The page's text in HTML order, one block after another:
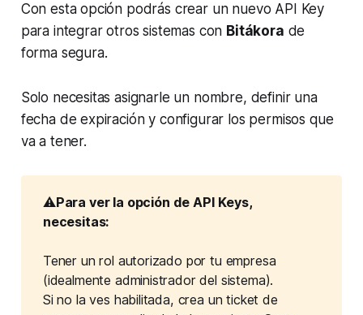
Con esta opción podrás crear un nuevo API Key
para integrar otros sistemas con Bitákora de
forma segura.
Solo necesitas asignarle un nombre, definir una
fecha de expiración y configurar los permisos que
va a tener.
⚠️Para ver la opción de API Keys,
necesitas:
Tener un rol autorizado por tu empresa
(idealmente administrador del sistema).
Si no la ves habilitada, crea un ticket de